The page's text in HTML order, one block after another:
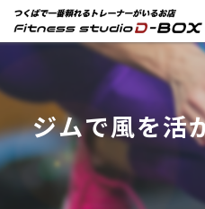
ジムで風を活